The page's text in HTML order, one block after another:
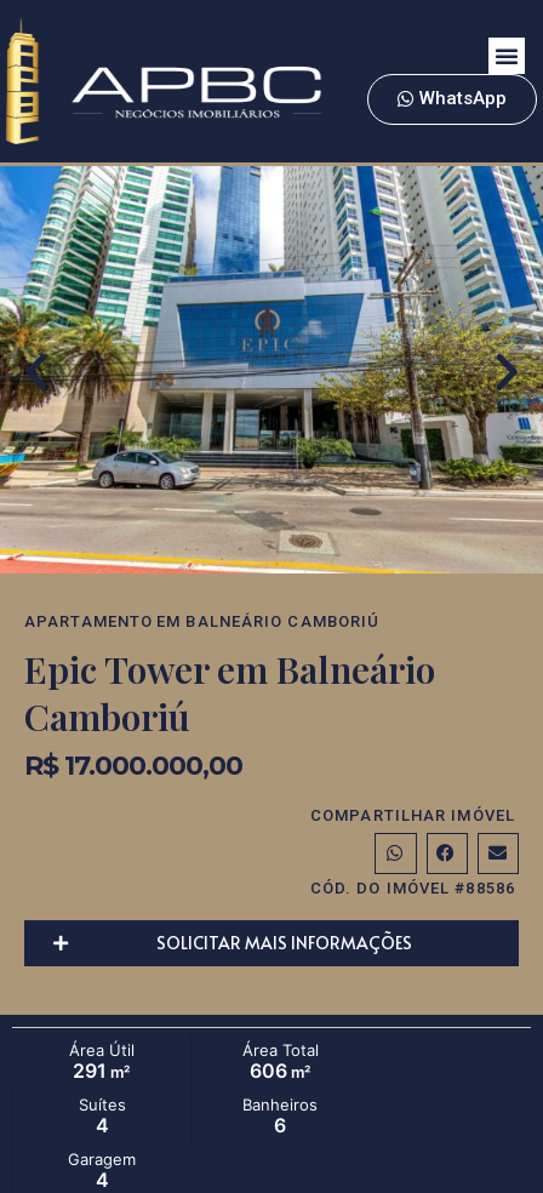
WhatsApp
APARTAMENTO EM BALNEÁRIO CAMBORIÚ
Epic Tower em Balneário
Camboriú
R$ 17.000.000,00
COMPARTILHAR IMÓVEL
CÓD. DO IMÓVEL #88586
SOLICITAR MAIS INFORMAÇÕES
Área Útil
291 m²
Área Total
606 m²
Suítes
4
Banheiros
6
Garagem
4